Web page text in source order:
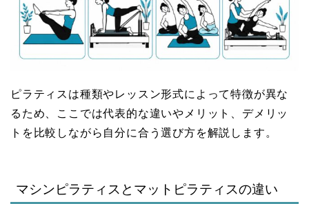
ピラティスは種類やレッスン形式によって特徴が異な
るため、ここでは代表的な違いやメリット、デメリッ
トを比較しながら自分に合う選び方を解説します。
マシンピラティスとマットピラティスの違い